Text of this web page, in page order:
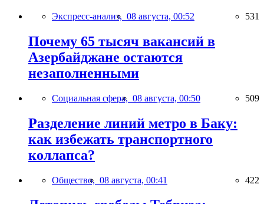
Экспресс-анализ, 08 августа, 00:52 531
Почему 65 тысяч вакансий в
Азербайджане остаются
незаполненными
Социальная сфера, 08 августа, 00:50 509
Разделение линий метро в Баку:
как избежать транспортного
коллапса?
Общество, 08 августа, 00:41 422